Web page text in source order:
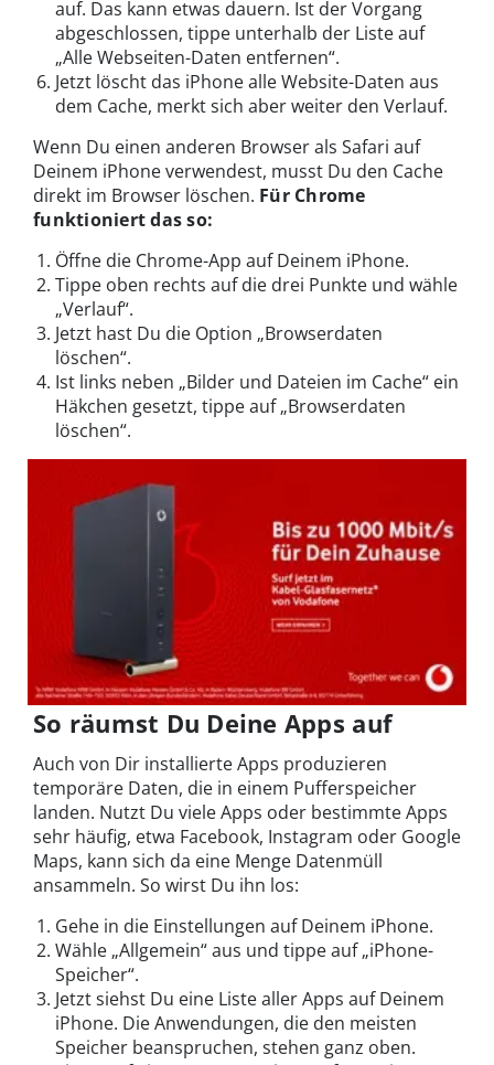
auf. Das kann etwas dauern. Ist der Vorgang
abgeschlossen, tippe unterhalb der Liste auf
„Alle Webseiten-Daten entfernen“.
Jetzt löscht das iPhone alle Website-Daten aus
dem Cache, merkt sich aber weiter den Verlauf.
Wenn Du einen anderen Browser als Safari auf
Deinem iPhone verwendest, musst Du den Cache
direkt im Browser löschen. Für Chrome
funktioniert das so:
Öffne die Chrome-App auf Deinem iPhone.
Tippe oben rechts auf die drei Punkte und wähle
„Verlauf“.
Jetzt hast Du die Option „Browserdaten
löschen“.
Ist links neben „Bilder und Dateien im Cache“ ein
Häkchen gesetzt, tippe auf „Browserdaten
löschen“.
So räumst Du Deine Apps auf
Auch von Dir installierte Apps produzieren
temporäre Daten, die in einem Pufferspeicher
landen. Nutzt Du viele Apps oder bestimmte Apps
sehr häufig, etwa Facebook, Instagram oder Google
Maps, kann sich da eine Menge Datenmüll
ansammeln. So wirst Du ihn los:
Gehe in die Einstellungen auf Deinem iPhone.
Wähle „Allgemein“ aus und tippe auf „iPhone-
Speicher“.
Jetzt siehst Du eine Liste aller Apps auf Deinem
iPhone. Die Anwendungen, die den meisten
Speicher beanspruchen, stehen ganz oben.